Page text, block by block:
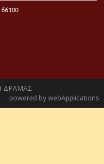
66100
ΔΡΑΜΑΣ
powered by webApplications